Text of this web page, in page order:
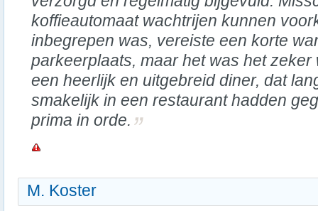
koffieautomaat wachtrijen kunnen
inbegrepen was, vereiste een korte
parkeerplaats, maar het was het
een heerlijk en uitgebreid diner, dat
smakelijk in een restaurant hadden
prima in orde.
M. Koster